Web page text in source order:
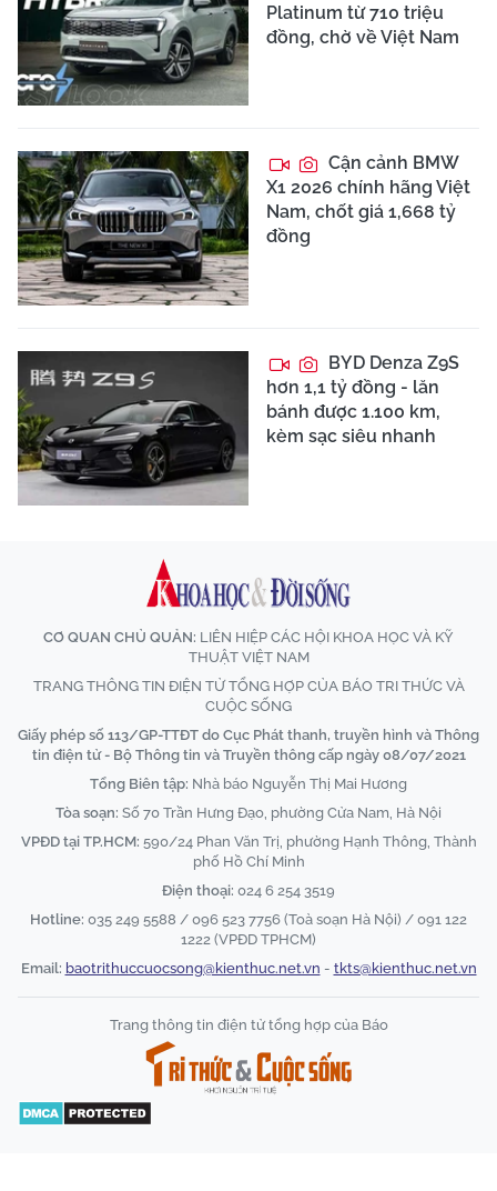
Platinum từ 710 triệu
đồng, chờ về Việt Nam
Cận cảnh BMW
X1 2026 chính hãng Việt
Nam, chốt giá 1,668 tỷ
đồng
BYD Denza Z9S
hơn 1,1 tỷ đồng - lăn
bánh được 1.100 km,
kèm sạc siêu nhanh
CƠ QUAN CHỦ QUẢN: LIÊN HIỆP CÁC HỘI KHOA HỌC VÀ KỸ
THUẬT VIỆT NAM
TRANG THÔNG TIN ĐIỆN TỬ TỔNG HỢP CỦA BÁO TRI THỨC VÀ
CUỘC SỐNG
Giấy phép số 113/GP-TTĐT do Cục Phát thanh, truyền hình và Thông
tin điện tử - Bộ Thông tin và Truyền thông cấp ngày 08/07/2021
Tổng Biên tập: Nhà báo Nguyễn Thị Mai Hương
Tòa soạn: Số 70 Trần Hưng Đạo, phường Cửa Nam, Hà Nội
VPĐD tại TP.HCM: 590/24 Phan Văn Trị, phường Hạnh Thông, Thành
phố Hồ Chí Minh
Điện thoại: 024 6 254 3519
Hotline: 035 249 5588 / 096 523 7756 (Toà soạn Hà Nội) / 091 122
1222 (VPĐD TPHCM)
Email: baotrithuccuocsong@kienthuc.net.vn - tkts@kienthuc.net.vn
Trang thông tin điện tử tổng hợp của Báo